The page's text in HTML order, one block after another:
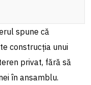
spune că
construcția unui
privat, fără să
în ansamblu.